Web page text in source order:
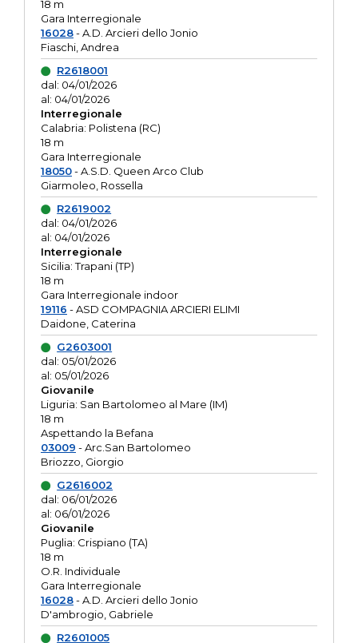
18 m
Gara Interregionale
16028- A.D. Arcieri dello Jonio
Fiaschi, Andrea
R2618001
dal: 04/01/2026
al: 04/01/2026
Interregionale
Calabria: Polistena (RC)
18 m
Gara Interregionale
18050- A.S.D. Queen Arco Club
Giarmoleo, Rossella
R2619002
dal: 04/01/2026
al: 04/01/2026
Interregionale
Sicilia: Trapani (TP)
18 m
Gara Interregionale indoor
19116 - ASD COMPAGNIA ARCIERI ELIMI
Daidone, Caterina
G2603001
dal: 05/01/2026
al: 05/01/2026
Giovanile
Liguria: San Bartolomeo al Mare (IM)
18 m
Aspettando la Befana
03009 - Arc.San Bartolomeo
Briozzo, Giorgio
G2616002
dal: 06/01/2026
al: 06/01/2026
Giovanile
Puglia: Crispiano (TA)
18 m
O.R. Individuale
Gara Interregionale
16028- A.D. Arcieri dello Jonio
D'ambrogio, Gabriele
R2601005